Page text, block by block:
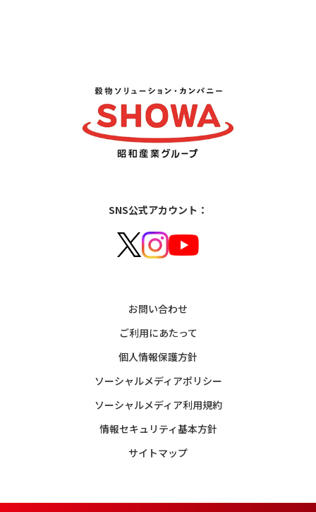
SNS公式アカウント：
お問い合わせ
ご利用にあたって
個人情報保護方針
ソーシャルメディアポリシー
ソーシャルメディア利用規約
情報セキュリティ基本方針
サイトマップ